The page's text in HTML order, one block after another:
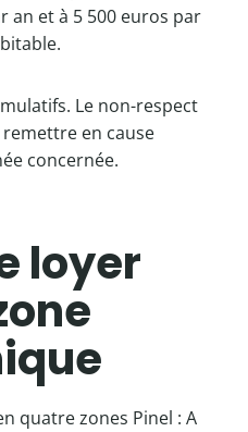
an et à 5 500 euros par
Le non-respect
remettre en cause
concernée.
loyer
quatre zones Pinel : A